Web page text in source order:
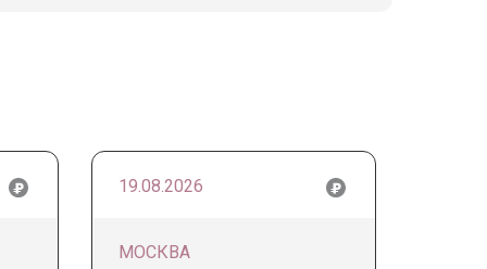
19.08.2026
МОСКВА